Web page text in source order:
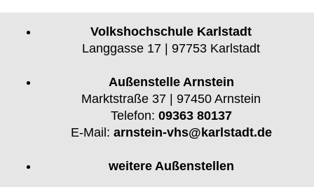
Volkshochschule Karlstadt
Langgasse 17 | 97753 Karlstadt
Außenstelle Arnstein
Marktstraße 37 | 97450 Arnstein
Telefon: 09363 80137
E-Mail: arnstein-vhs@karlstadt.de
weitere Außenstellen